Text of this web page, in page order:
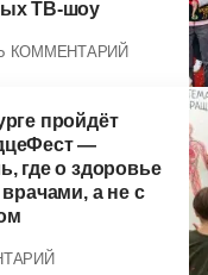
ТВ-шоу
КОММЕНТАРИЙ
пройдёт
—
где о здоровье
врачами, а не с